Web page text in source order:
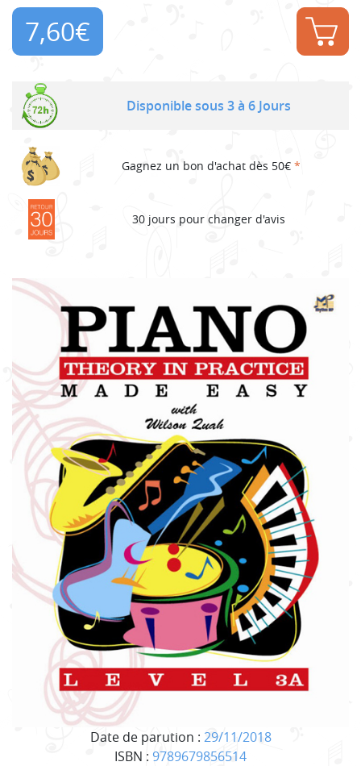
Date de parution : 29/11/2018
ISBN : 9789679856514
7,60€
Disponible sous 3 à 6 Jours
Gagnez un bon d'achat dès 50€ *
30 jours pour changer d'avis